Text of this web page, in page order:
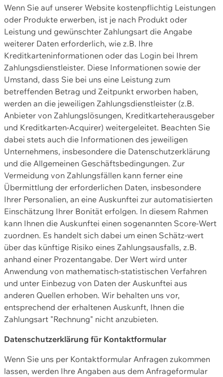
Wenn Sie auf unserer Website kostenpflichtig Leistungen
oder Produkte erwerben, ist je nach Produkt oder
Leistung und gewünschter Zahlungsart die Angabe
weiterer Daten erforderlich, wie z.B. Ihre
Kreditkarteninformationen oder das Login bei Ihrem
Zahlungsdienstleister. Diese Informationen sowie der
Umstand, dass Sie bei uns eine Leistung zum
betreffenden Betrag und Zeitpunkt erworben haben,
werden an die jeweiligen Zahlungsdienstleister (z.B.
Anbieter von Zahlungslösungen, Kreditkarteherausgeber
und Kreditkarten-Acquirer) weitergeleitet. Beachten Sie
dabei stets auch die Informationen des jeweiligen
Unternehmens, insbesondere die Datenschutzerklärung
und die Allgemeinen Geschäftsbedingungen. Zur
Vermeidung von Zahlungsfällen kann ferner eine
Übermittlung der erforderlichen Daten, insbesondere
Ihrer Personalien, an eine Auskunftei zur automatisierten
Einschätzung Ihrer Bonität erfolgen. In diesem Rahmen
kann Ihnen die Auskunftei einen sogenannten Score-Wert
zuordnen. Es handelt sich dabei um einen Schätz-wert
über das künftige Risiko eines Zahlungsausfalls, z.B.
anhand einer Prozentangabe. Der Wert wird unter
Anwendung von mathematisch-statistischen Verfahren
und unter Einbezug von Daten der Auskunftei aus
anderen Quellen erhoben. Wir behalten uns vor,
entsprechend der erhaltenen Auskunft, Ihnen die
Zahlungsart "Rechnung" nicht anzubieten.
Datenschutzerklärung für Kontaktformular
Wenn Sie uns per Kontaktformular Anfragen zukommen
lassen, werden Ihre Angaben aus dem Anfrageformular